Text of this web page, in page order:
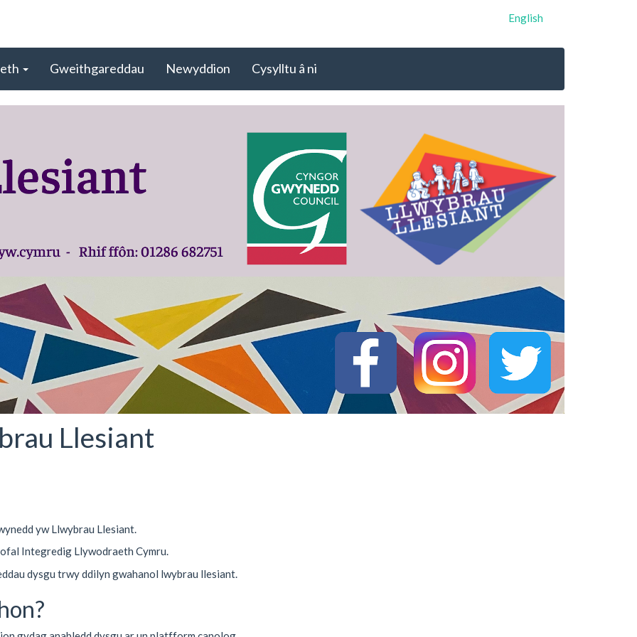
English
Gweithgareddau Newyddion Cysylltu â ni
Llesiant
yw Llwybrau Llesiant.
Integredig Llywodraeth Cymru.
dysgu trwy ddilyn gwahanol lwybrau llesiant.